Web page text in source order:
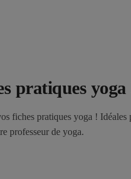
pratiques yoga
fiches pratiques yoga !
professeur de yoga.